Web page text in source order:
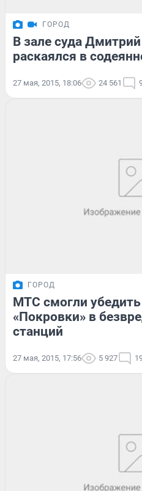
ГОРОД
В зале суда
раскаялся в
27 мая, 2015, 18:06 24 561
ГОРОД
МТС смогли
«Покровки» в
станций
27 мая, 2015, 17:56 5 927